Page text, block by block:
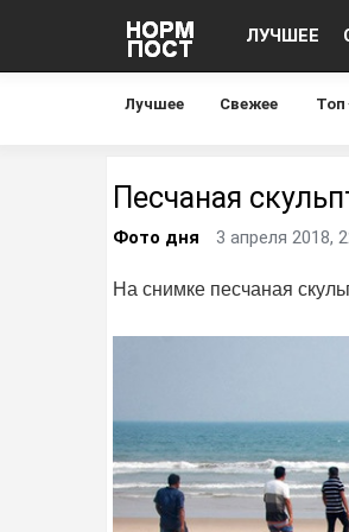
ЛУЧШЕЕ
Лучшее Свежее Топ
Песчаная
Фото дня 3 апреля 2018,
На снимке песчаная